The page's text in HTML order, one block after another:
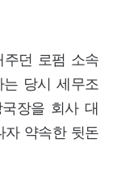
던 로펌 소속
당시 세무조
장을 회사 대
자 약속한 뒷돈